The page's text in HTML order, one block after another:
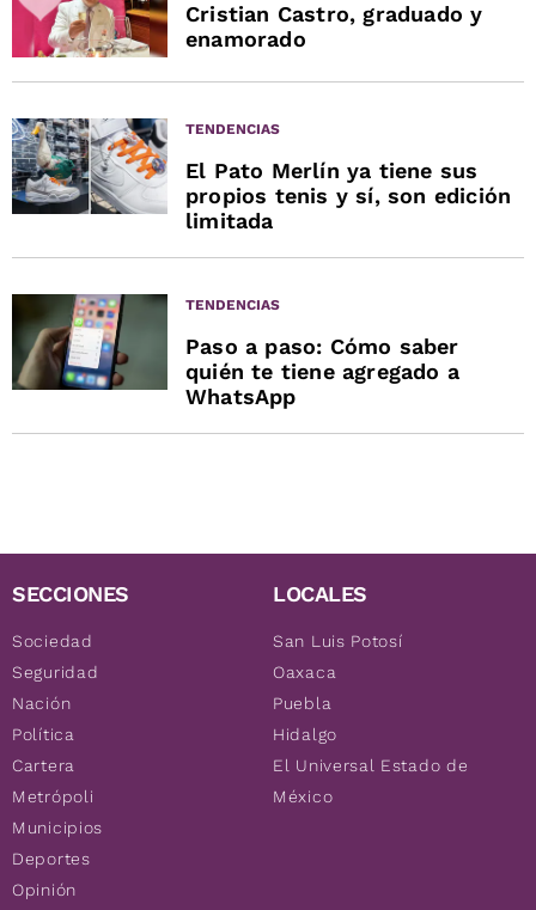
Cristian Castro, graduado y
enamorado
TENDENCIAS
El Pato Merlín ya tiene sus
propios tenis y sí, son edición
limitada
TENDENCIAS
Paso a paso: Cómo saber
quién te tiene agregado a
WhatsApp
SECCIONES
Sociedad
Seguridad
Nación
Política
Cartera
Metrópoli
Municipios
Deportes
Opinión
LOCALES
San Luis Potosí
Oaxaca
Puebla
Hidalgo
El Universal Estado de
México